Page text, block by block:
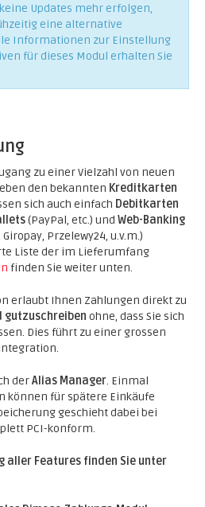
Updates mehr erfolgen,
eine alternative
Informationen zur Einstellung
für dieses Modul erhalten Sie
zu einer Vielzahl von neuen
den bekannten Kreditkarten
sich auch einfach Debitkarten
(PayPal, etc.) und Web-Banking
Przelewy24, u.v.m.)
Liste der im Lieferumfang
finden Sie weiter unten.
erlaubt Ihnen Zahlungen direkt zu
gutzuschreiben ohne, dass Sie sich
Dies führt zu einer grossen
derAlias Manager. Einmal
können für spätere Einkäufe
geschieht dabei bei
PCI-konform.
aller Features finden Sie unter